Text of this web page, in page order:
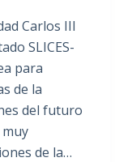
Carlos III
SLICES-
para
de la
del futuro
de la…